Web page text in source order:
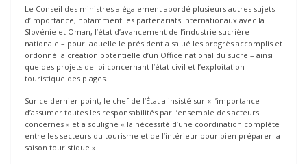
Le Conseil des ministres a également abordé plusieurs autres sujets
d’importance, notamment les partenariats internationaux avec la
Slovénie et Oman, l’état d’avancement de l’industrie sucrière
nationale – pour laquelle le président a salué les progrès accomplis et
ordonné la création potentielle d’un Office national du sucre – ainsi
que des projets de loi concernant l’état civil et l’exploitation
touristique des plages.
Sur ce dernier point, le chef de l’État a insisté sur « l’importance
d’assumer toutes les responsabilités par l’ensemble des acteurs
concernés » et a souligné « la nécessité d’une coordination complète
entre les secteurs du tourisme et de l’intérieur pour bien préparer la
saison touristique ».